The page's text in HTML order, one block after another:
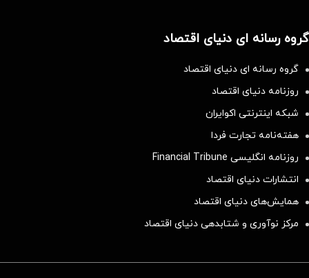
گروه رسانه ای دنیای اقتصاد
گروه رسانه ای دنیای اقتصاد
روزنامه دنیای اقتصاد
شبکه اینترنتی اکوایران
هفته‌نامه تجارت فردا
روزنامه انگلیسی Financial Tribune
انتشارات دنیای اقتصاد
همایش‌های دنیای اقتصاد
مرکز نوآوری و شتابدهی دنیای اقتصاد